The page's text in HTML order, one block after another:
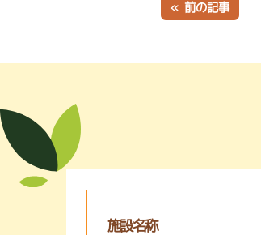
« 前の記事
施設名称